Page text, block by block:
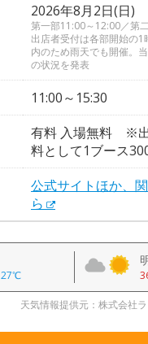
2026年8月2日(日)
第一部11:00～12:00／
出店者受付は各部開始の1
内のため雨天でも開催。
の状況を発表
11:00～15:30
有料 入場無料 ※
料として1ブース
公式サイトほか、
ら
27℃
天気情報提供元：株式会社